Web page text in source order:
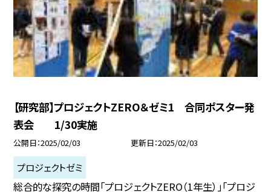
【研究部】プロジェクトZERO＆ゼミ1 合同ポスター発
表会 1/30実施
公開日 2025/02/03 更新日 2025/02/03
プロジェクトゼミ
総合的な探究の時間「プロジェクトZERO（1年生）」「プロジ